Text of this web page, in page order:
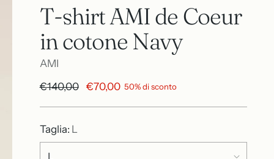
T-shirt AMI de Coeur
in cotone Navy
AMI
Prezzo
€140,00 €70,00 50% di sconto
Taglia: L